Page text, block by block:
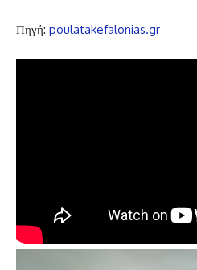
Πηγή: poulatakefalonias.gr